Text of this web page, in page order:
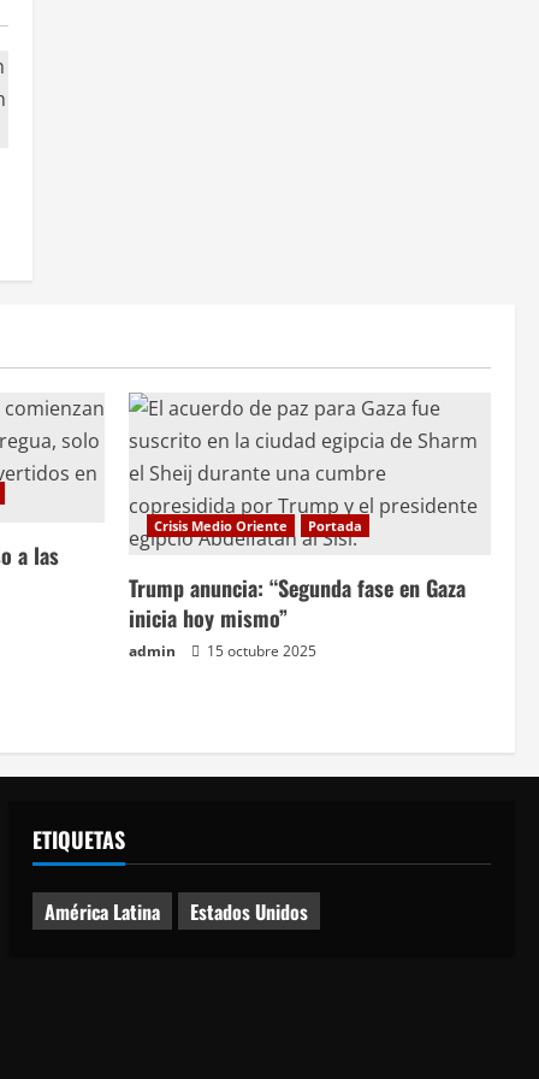
a las
Crisis Medio Oriente Portada
Trump anuncia: “Segunda fase en Gaza
inicia hoy mismo”
admin 15 octubre 2025
ETIQUETAS
América Latina Estados Unidos